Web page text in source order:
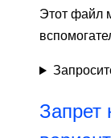
Этот файл
Запрет